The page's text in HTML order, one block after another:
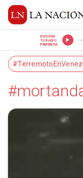
ESCUCHÁ
TU RADIO
PREFERIDA